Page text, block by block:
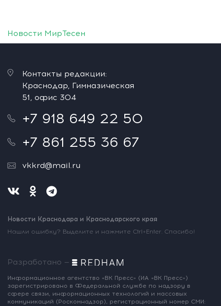
Новости МирТесен
Контакты редакции:
Краснодар, Гимназическая
51, офис 304
+7 918 649 22 50
+7 861 255 36 67
vkkrd@mail.ru
Новости Краснодара и Краснодарского края
Нашли ошибку? Выделите и нажмите Ctrl+Enter. Спасибо!
Разработано —
Информационное агентство «ВК Пресс» (ИА «ВК Пресс»)
зарегистрировано в Федеральной службе по надзору в
сфере связи, информационных технологий и массовых
коммуникаций (Роскомнадзор), регистрационный номер СМИ: